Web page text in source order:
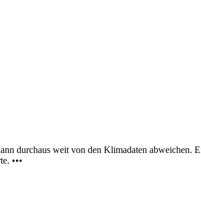
durchaus weit von den Klimadaten abweichen.
•••